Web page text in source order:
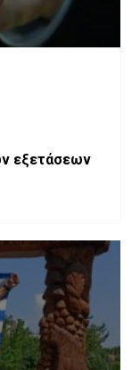
εξετάσεων